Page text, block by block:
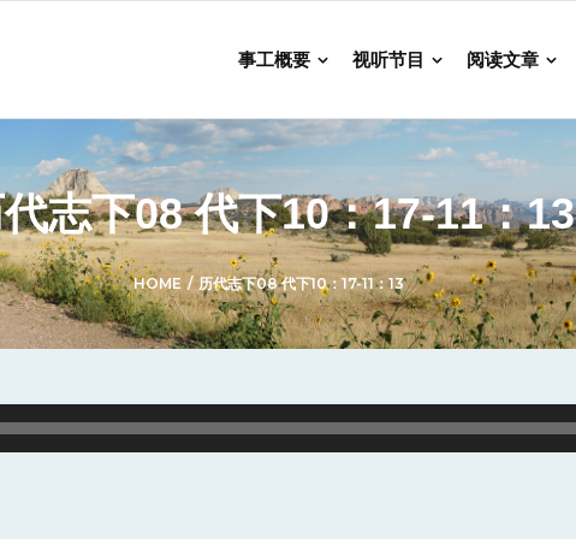
事工概要 视听节目 阅读文章
志下08 代下10：17-11：13
HOME / 历代志下08 代下10：17-11：13